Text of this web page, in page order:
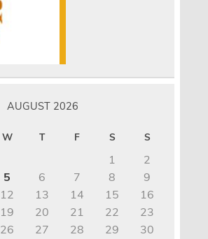
AUGUST 2026
W T F S S
1
2
5 6 7 8
9
12 13 14 15
16
19 20 21 22
23
26 27 28 29
30